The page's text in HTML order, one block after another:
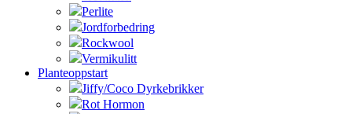
Perlite
Jordforbedring
Rockwool
Vermikulitt
Planteoppstart
Jiffy/Coco Dyrkebrikker
Rot Hormon